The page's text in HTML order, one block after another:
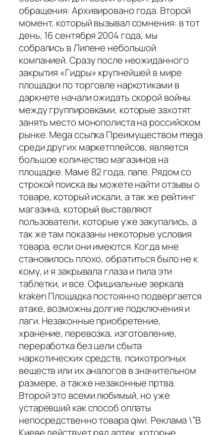
обращения: Архивировано года. Второй
момент, который вызывал сомнения: в тот
день, 16 сентября 2004 года, мы
собрались в Липене небольшой
компанией. Сразу после неожиданного
закрытия «Гидры» крупнейшей в мире
площадки по торговле наркотиками в
даркнете начали ожидать скорой войны
между группировками, которые захотят
занять место монополиста на российском
рынке. Mega ссылка Преимуществом mega
среди других маркетплейсов, является
большое количество магазинов на
площадке. Маме 82 года, папе. Рядом со
строкой поиска вы можете найти отзывы о
товаре, который искали, а так же рейтинг
магазина, который выставляют
пользователи, которые уже закупались, а
так же там показаны некоторые условия
товара, если они имеются. Когда мне
становилось плохо, обратиться было не к
кому, и я закрывала глаза и пила эти
таблетки, и все. Официальные зеркала
kraken Площадка постоянно подвергается
атаке, возможны долгие подключения и
лаги. Незаконные приобретение,
хранение, перевозка, изготовление,
переработка без цели сбыта
наркотических средств, психотропных
веществ или их аналогов в значительном
размере, а также незаконные пртва.
Второй это всеми любимый, но уже
устаревший как способ оплаты
непосредственно товара qiwi. Реклама \”В
Киеве действует ряд аптек, которые